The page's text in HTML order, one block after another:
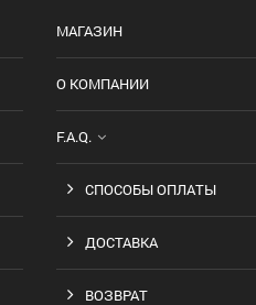
МАГАЗИН
О КОМПАНИИ
F.A.Q.
СПОСОБЫ ОПЛАТЫ
ДОСТАВКА
ВОЗВРАТ